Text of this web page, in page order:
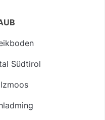
Südtirol